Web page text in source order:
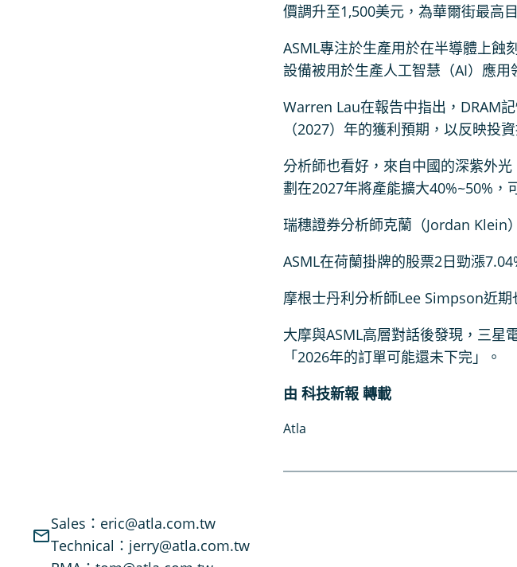
價調升至1,500美元，為華爾街最高
ASML專注於生產用於在半導體上蝕
設備被用於生產人工智慧（AI）應用
Warren Lau在報告中指出，DRAM
（2027）年的獲利預期，以反映投
分析師也看好，來自中國的深紫外
劃在2027年將產能擴大40%~50%，
瑞穗證券分析師克蘭（Jordan Klein
ASML在荷蘭掛牌的股票2日勁漲
摩根士丹利分析師Lee Simpson近期
大摩與ASML高層對話後發現，三星
「2026年的訂單可能還未下完」。
由 科技新報 轉載
Atla
Sales：eric@atla.com.tw
Technical：jerry@atla.com.tw